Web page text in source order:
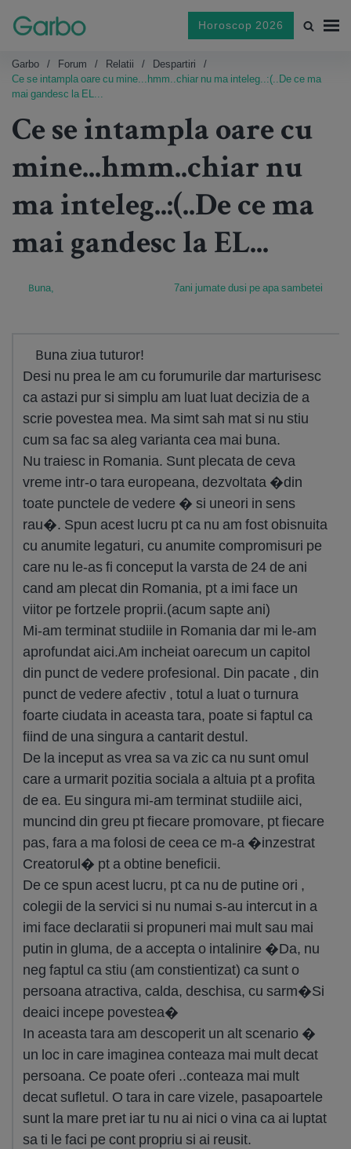
Horoscop 2026
Garbo Forum Relatii
Despartiri
Ce se intampla oare cu mine...hmm..chiar nu ma inteleg..:(..De ce ma
mai gandesc la EL...
Ce se intampla oare cu
mine...hmm..chiar nu
ma inteleg..:(..De ce ma
mai gandesc la EL...
Buna, 7ani jumate dusi pe apa sambetei
Buna ziua tuturor!
Desi nu prea le am cu forumurile dar marturisesc
ca astazi pur si simplu am luat luat decizia de a
scrie povestea mea. Ma simt sah mat si nu stiu
cum sa fac sa aleg varianta cea mai buna.
Nu traiesc in Romania. Sunt plecata de ceva
vreme intr-o tara europeana, dezvoltata �din
toate punctele de vedere � si uneori in sens
rau�. Spun acest lucru pt ca nu am fost obisnuita
cu anumite legaturi, cu anumite compromisuri pe
care nu le-as fi conceput la varsta de 24 de ani
cand am plecat din Romania, pt a imi face un
viitor pe fortzele proprii.(acum sapte ani)
Mi-am terminat studiile in Romania dar mi le-am
aprofundat aici.Am incheiat oarecum un capitol
din punct de vedere profesional. Din pacate , din
punct de vedere afectiv , totul a luat o turnura
foarte ciudata in aceasta tara, poate si faptul ca
fiind de una singura a cantarit destul.
De la inceput as vrea sa va zic ca nu sunt omul
care a urmarit pozitia sociala a altuia pt a profita
de ea. Eu singura mi-am terminat studiile aici,
muncind din greu pt fiecare promovare, pt fiecare
pas, fara a ma folosi de ceea ce m-a �inzestrat
Creatorul� pt a obtine beneficii.
De ce spun acest lucru, pt ca nu de putine ori ,
colegii de la servici si nu numai s-au intercut in a
imi face declaratii si propuneri mai mult sau mai
putin in gluma, de a accepta o intalinire �Da, nu
neg faptul ca stiu (am constientizat) ca sunt o
persoana atractiva, calda, deschisa, cu sarm�Si
deaici incepe povestea�
In aceasta tara am descoperit un alt scenario �
un loc in care imaginea conteaza mai mult decat
persoana. Ce poate oferi ..conteaza mai mult
decat sufletul. O tara in care vizele, pasapoartele
sunt la mare pret iar tu nu ai nici o vina ca ai luptat
sa ti le faci pe cont propriu si ai reusit.